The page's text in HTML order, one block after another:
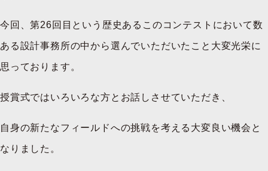
今回、第26回目という歴史あるこのコンテストにおいて数
ある設計事務所の中から選んでいただいたこと大変光栄に
思っております。
授賞式ではいろいろな方とお話しさせていただき、
自身の新たなフィールドへの挑戦を考える大変良い機会と
なりました。